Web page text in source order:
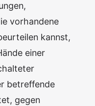
vorhandene
kannst,
einer
betreffende
gegen